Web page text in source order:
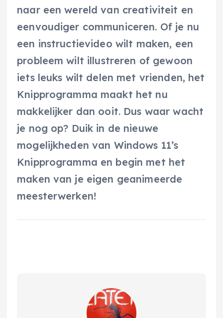
naar een wereld van creativiteit en
eenvoudiger communiceren. Of je nu
een instructievideo wilt maken, een
probleem wilt illustreren of gewoon
iets leuks wilt delen met vrienden, het
Knipprogramma maakt het nu
makkelijker dan ooit. Dus waar wacht
je nog op? Duik in de nieuwe
mogelijkheden van Windows 11’s
Knipprogramma en begin met het
maken van je eigen geanimeerde
meesterwerken!